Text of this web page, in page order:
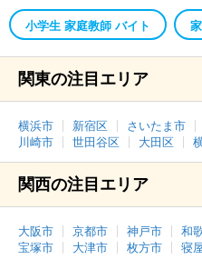
小学生 家庭教師 バイト
関東の注目エリア
横浜市 新宿区 さいたま市
川崎市
世田谷区 大田区
関西の注目エリア
大阪市 京都市 神戸市 和
宝塚市
大津市 枚方市 寝